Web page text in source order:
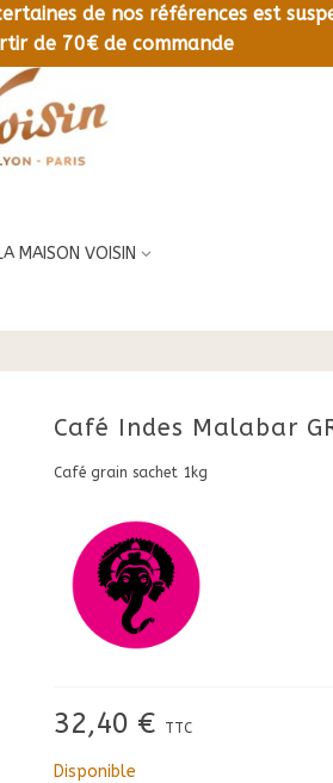
PARTIR DE 70€ DE COMMANDE
MAISON VOISIN
Café Indes Malabar
Café grain sachet 1kg
32,40 € TTC
Disponible
de nos références est
de 70€ de commande